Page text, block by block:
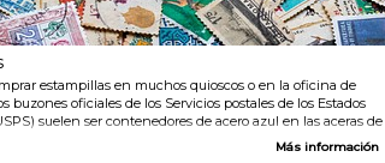
fuera del edificio de la terminal.
estampillas en muchos quioscos o en la oficina de
buzones oficiales de los Servicios postales de los Estados
suelen ser contenedores de acero azul en las aceras de
Muchas oficinas de correos o empresas de correo privadas
Más información